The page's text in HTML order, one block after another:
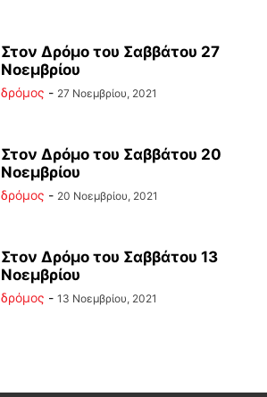
Στον Δρόμο του Σαββάτου 27
Νοεμβρίου
δρόμος - 27 Νοεμβρίου, 2021
Στον Δρόμο του Σαββάτου 20
Νοεμβρίου
δρόμος - 20 Νοεμβρίου, 2021
Στον Δρόμο του Σαββάτου 13
Νοεμβρίου
δρόμος - 13 Νοεμβρίου, 2021